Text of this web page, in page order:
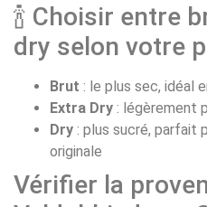
🍾 Choisir entre
dry selon votre
Brut : le plus sec, idéal
Extra Dry : légèrement
Dry : plus sucré, parfait
originale
Vérifier la